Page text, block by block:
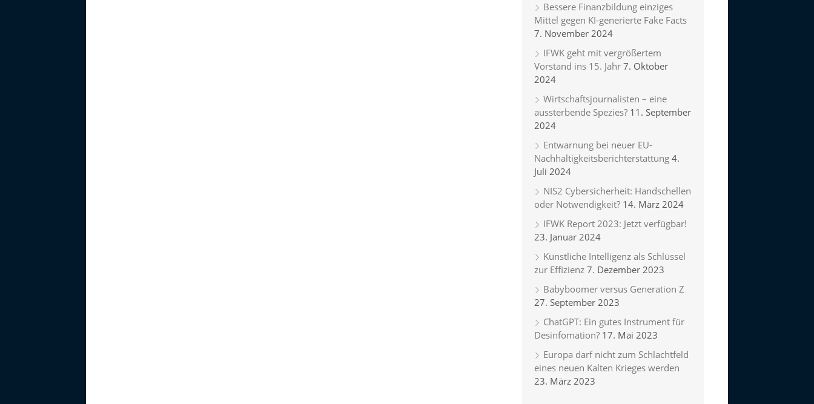
Bessere Finanzbildung einziges
Mittel gegen KI-generierte Fake Facts
7. November 2024
IFWK geht mit vergrößertem
Vorstand ins 15. Jahr 7. Oktober
2024
Wirtschaftsjournalisten – eine
aussterbende Spezies? 11. September
2024
Entwarnung bei neuer EU-
Nachhaltigkeitsberichterstattung 4.
Juli 2024
NIS2 Cybersicherheit: Handschellen
oder Notwendigkeit? 14. März 2024
IFWK Report 2023: Jetzt verfügbar!
23. Januar 2024
Künstliche Intelligenz als Schlüssel
zur Effizienz 7. Dezember 2023
Babyboomer versus Generation Z
27. September 2023
ChatGPT: Ein gutes Instrument für
Desinfomation? 17. Mai 2023
Europa darf nicht zum Schlachtfeld
eines neuen Kalten Krieges werden
23. März 2023